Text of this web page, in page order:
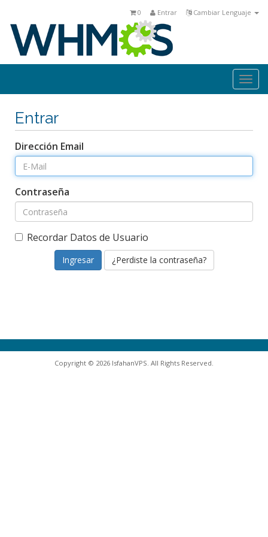
Cambiar Lenguaje
Entrar
0
Entrar
Dirección Email
Contraseña
Recordar Datos de Usuario
¿Perdiste la contraseña?
Copyright © 2026 IsfahanVPS. All Rights Reserved.